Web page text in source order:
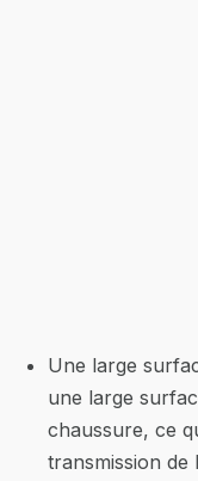
Une large
une large
chaussure, ce
transmission de